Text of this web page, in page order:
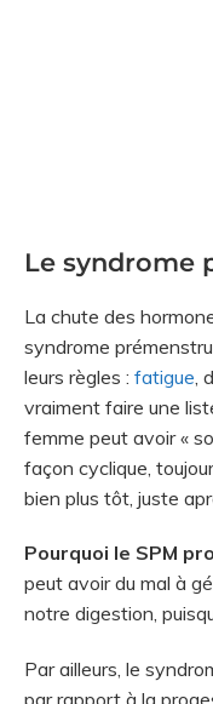
Le syndrome
La chute des
syndrome
leurs règles : fatigue ,
vraiment faire une
femme peut avoir «
façon cyclique,
bien plus tôt, juste
Pourquoi le SPM
peut avoir du mal à
notre digestion,
Par ailleurs, le